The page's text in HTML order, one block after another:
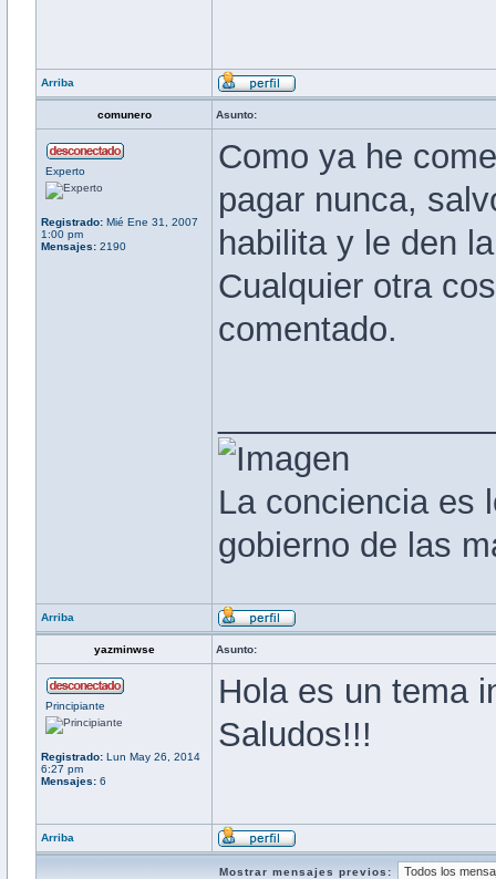
Arriba
comunero Asunto:
Experto
Registrado: Mié Ene 31, 2007
1:00 pm
Mensajes: 2190
Como ya he
pagar nunca,
habilita y le den
Cualquier otra
comentado.
La conciencia es
gobierno de las
Arriba
yazminwse Asunto:
Principiante
Registrado: Lun May 26, 2014
6:27 pm
Mensajes: 6
Hola es un tema
Saludos!!!
Arriba
Mostrar mensajes previos: